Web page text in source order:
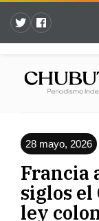
28 mayo, 2026
Francia
siglos el
ley